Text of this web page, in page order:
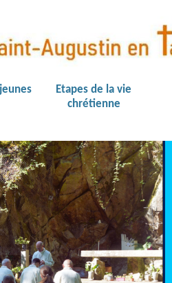
Etapes de la vie
chrétienne